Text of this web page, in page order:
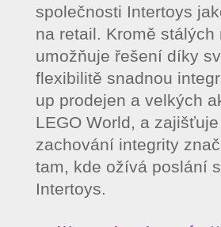
společnosti Intertoys
na retail. Kromě stálých
umožňuje řešení díky
flexibilitě snadnou
up prodejen a velkých
LEGO World, a
zachování integrity
tam, kde ožívá poslání
Intertoys.